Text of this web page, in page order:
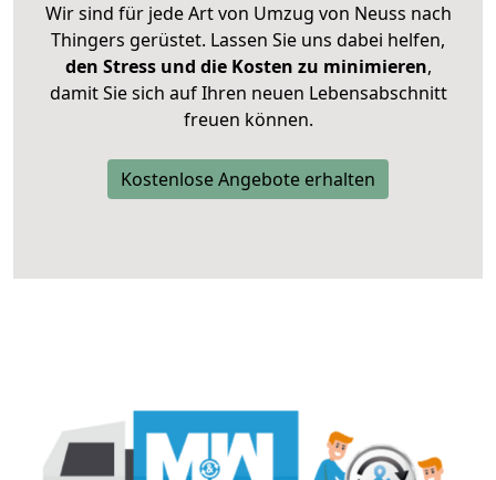
Wir sind für jede Art von Umzug von Neuss nach
Thingers gerüstet. Lassen Sie uns dabei helfen,
den Stress und die Kosten zu minimieren,
damit Sie sich auf Ihren neuen Lebensabschnitt
freuen können.
Kostenlose Angebote erhalten